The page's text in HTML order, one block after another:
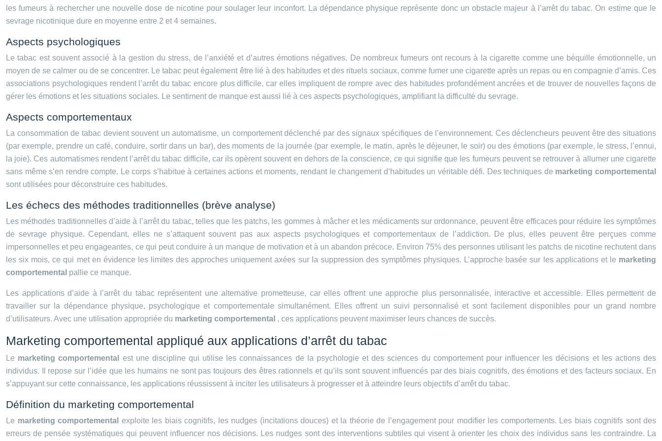
les fumeurs à rechercher une nouvelle dose de nicotine pour soulager leur inconfort. La dépendance physique représente donc un obstacle majeur à l’arrêt du tabac. On estime que le
sevrage nicotinique dure en moyenne entre 2 et 4 semaines.
Aspects psychologiques
Le tabac est souvent associé à la gestion du stress, de l’anxiété et d’autres émotions négatives. De nombreux fumeurs ont recours à la cigarette comme une béquille émotionnelle, un
moyen de se calmer ou de se concentrer. Le tabac peut également être lié à des habitudes et des rituels sociaux, comme fumer une cigarette après un repas ou en compagnie d’amis. Ces
associations psychologiques rendent l’arrêt du tabac encore plus difficile, car elles impliquent de rompre avec des habitudes profondément ancrées et de trouver de nouvelles façons de
gérer les émotions et les situations sociales. Le sentiment de manque est aussi lié à ces aspects psychologiques, amplifiant la difficulté du sevrage.
Aspects comportementaux
La consommation de tabac devient souvent un automatisme, un comportement déclenché par des signaux spécifiques de l’environnement. Ces déclencheurs peuvent être des situations
(par exemple, prendre un café, conduire, sortir dans un bar), des moments de la journée (par exemple, le matin, après le déjeuner, le soir) ou des émotions (par exemple, le stress, l’ennui,
la joie). Ces automatismes rendent l’arrêt du tabac difficile, car ils opèrent souvent en dehors de la conscience, ce qui signifie que les fumeurs peuvent se retrouver à allumer une cigarette
sans même s’en rendre compte. Le corps s’habitue à certaines actions et moments, rendant le changement d’habitudes un véritable défi. Des techniques de marketing comportemental
sont utilisées pour déconstruire ces habitudes.
Les échecs des méthodes traditionnelles (brève analyse)
Les méthodes traditionnelles d’aide à l’arrêt du tabac, telles que les patchs, les gommes à mâcher et les médicaments sur ordonnance, peuvent être efficaces pour réduire les symptômes
de sevrage physique. Cependant, elles ne s’attaquent souvent pas aux aspects psychologiques et comportementaux de l’addiction. De plus, elles peuvent être perçues comme
impersonnelles et peu engageantes, ce qui peut conduire à un manque de motivation et à un abandon précoce. Environ 75% des personnes utilisant les patchs de nicotine rechutent dans
les six mois, ce qui met en évidence les limites des approches uniquement axées sur la suppression des symptômes physiques. L’approche basée sur les applications et le marketing
comportemental pallie ce manque.
Les applications d’aide à l’arrêt du tabac représentent une alternative prometteuse, car elles offrent une approche plus personnalisée, interactive et accessible. Elles permettent de
travailler sur la dépendance physique, psychologique et comportementale simultanément. Elles offrent un suivi personnalisé et sont facilement disponibles pour un grand nombre
d’utilisateurs. Avec une utilisation appropriée du marketing comportemental , ces applications peuvent maximiser leurs chances de succès.
Marketing comportemental appliqué aux applications d’arrêt du tabac
Le marketing comportemental est une discipline qui utilise les connaissances de la psychologie et des sciences du comportement pour influencer les décisions et les actions des
individus. Il repose sur l’idée que les humains ne sont pas toujours des êtres rationnels et qu’ils sont souvent influencés par des biais cognitifs, des émotions et des facteurs sociaux. En
s’appuyant sur cette connaissance, les applications réussissent à inciter les utilisateurs à progresser et à atteindre leurs objectifs d’arrêt du tabac.
Définition du marketing comportemental
Le marketing comportemental exploite les biais cognitifs, les nudges (incitations douces) et la théorie de l’engagement pour modifier les comportements. Les biais cognitifs sont des
erreurs de pensée systématiques qui peuvent influencer nos décisions. Les nudges sont des interventions subtiles qui visent à orienter les choix des individus sans les contraindre. La